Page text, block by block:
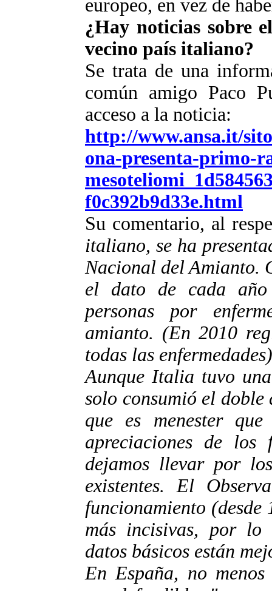
europeo, en vez de
¿Hay noticias sobre
vecino país italiano?
Se trata de una
común amigo Paco
acceso a la noticia:
http://www.ansa.it/
ona-presenta-primo-
f0c392b9d33e.html
Su comentario, al
italiano, se ha
Nacional del Amianto.
el dato de cada año
personas por
amianto. (En 2010
todas las
Aunque Italia tuvo
solo consumió el
que es menester
apreciaciones de los
dejamos llevar por
existentes. El
funcionamiento (desde
más incisivas, por lo
datos básicos están
En España, no